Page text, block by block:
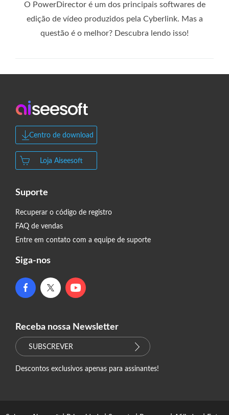
O PowerDirector é um dos principais softwares de
edição de vídeo produzidos pela Cyberlink. Mas a
questão é o melhor? Descubra lendo isso!
Centro de download
Loja Aiseesoft
Suporte
Recuperar o código de registro
FAQ de vendas
Entre em contato com a equipe de suporte
Siga-nos
Receba nossa Newsletter
SUBSCREVER
Descontos exclusivos apenas para assinantes!